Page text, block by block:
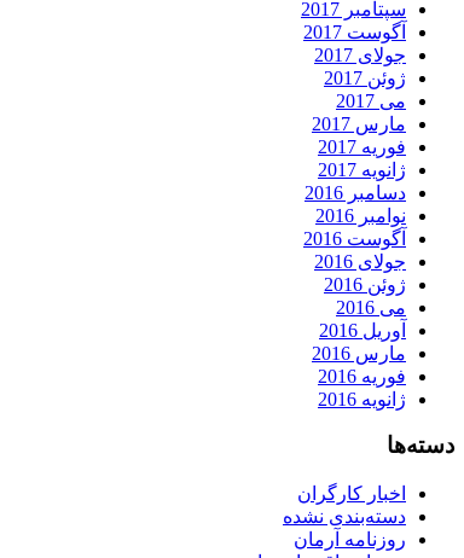
سپتامبر 2017
آگوست 2017
جولای 2017
ژوئن 2017
می 2017
مارس 2017
فوریه 2017
ژانویه 2017
دسامبر 2016
نوامبر 2016
آگوست 2016
جولای 2016
ژوئن 2016
می 2016
آوریل 2016
مارس 2016
فوریه 2016
ژانویه 2016
دسته‌ها
اخبار کارگران
دسته‌بندی نشده
روزنامه آرمان